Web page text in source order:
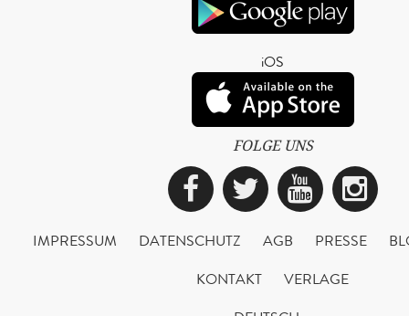
iOS
FOLGE UNS
Facebook
Twitter
IMPRESSUM DATENSCHUTZ AGB PRESSE
KONTAKT
VERLAGE